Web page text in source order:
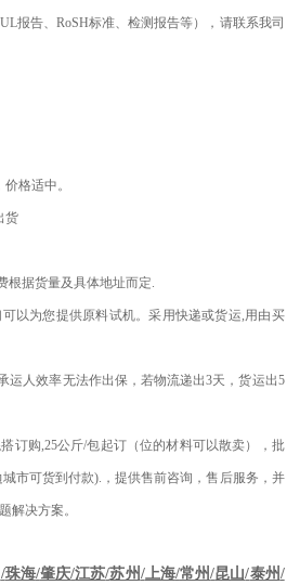
UL报告、RoSH标准、检测报告等），请联系我司
格适中。
货
根据货量及具体地址而定
以为您提供原料试机。采用快递或货运 用由买
运人效率无法作出保，若物流递出3天，货运出5
订购 ,25公斤/包起订（位的材料可以散卖），批
市可货到付款). ，提供售前咨询，售后服务，并
解决方案。
/珠海/肇庆/江苏/苏州/上海/常州/昆山/泰州/